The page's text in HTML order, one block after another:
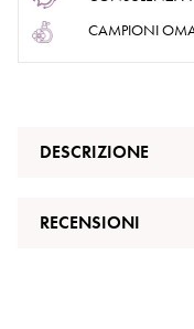
CAMPIONI
DESCRIZIONE
RECENSIONI